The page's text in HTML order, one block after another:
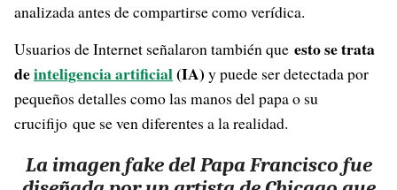
analizada antes de compartirse como verídica.
Usuarios de Internet señalaron también que esto se trata
deinteligencia artificial(IA) y puede ser detectada por
pequeños detalles como las manos del papa o su
crucifijo que se ven diferentes a la realidad.
La imagen fake del Papa Francisco fue